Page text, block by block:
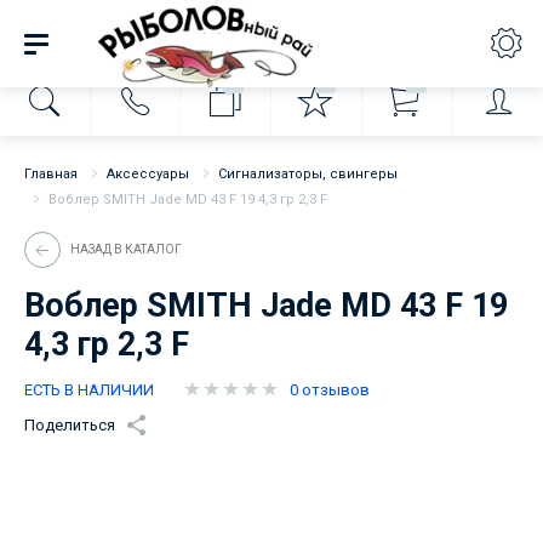
Главная Аксессуары
Сигнализаторы, свингеры
Воблер SMITH Jade MD 43 F 19 4,3 гр 2,3 F
НАЗАД В КАТАЛОГ
Воблер SMITH Jade MD 43 F 19
4,3 гр 2,3 F
ЕСТЬ В НАЛИЧИИ
0 отзывов
Поделиться